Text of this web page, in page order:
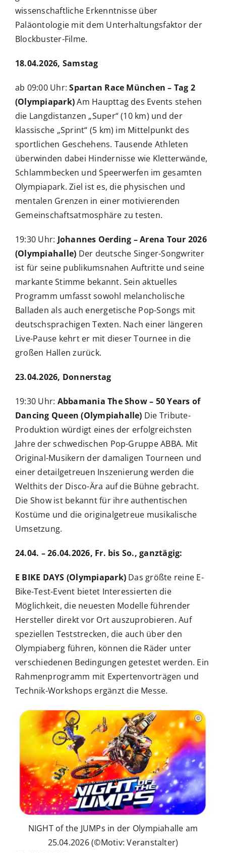
wissenschaftliche Erkenntnisse über
Paläontologie mit dem Unterhaltungsfaktor der
Blockbuster-Filme.
18.04.2026, Samstag
ab 09:00 Uhr: Spartan Race München – Tag 2
(Olympiapark)Am Haupttag des Events stehen
die Langdistanzen „Super“ (10 km) und der
klassische „Sprint“ (5 km) im Mittelpunkt des
sportlichen Geschehens. Tausende Athleten
überwinden dabei Hindernisse wie Kletterwände,
Schlammbecken und Speerwerfen im gesamten
Olympiapark. Ziel ist es, die physischen und
mentalen Grenzen in einer motivierenden
Gemeinschaftsatmosphäre zu testen.
19:30 Uhr: Johannes Oerding – Arena Tour 2026
(Olympiahalle) Der deutsche Singer-Songwriter
ist für seine publikumsnahen Auftritte und seine
markante Stimme bekannt. Sein aktuelles
Programm umfasst sowohl melancholische
Balladen als auch energetische Pop-Songs mit
deutschsprachigen Texten. Nach einer längeren
Live-Pause kehrt er mit dieser Tournee in die
großen Hallen zurück.
23.04.2026, Donnerstag
19:30 Uhr: Abbamania The Show – 50 Years of
Dancing Queen (Olympiahalle) Die Tribute-
Produktion würdigt eines der erfolgreichsten
Jahre der schwedischen Pop-Gruppe ABBA. Mit
Original-Musikern der damaligen Tourneen und
einer detailgetreuen Inszenierung werden die
Welthits der Disco-Ära auf die Bühne gebracht.
Die Show ist bekannt für ihre authentischen
Kostüme und die originalgetreue musikalische
Umsetzung.
24.04. – 26.04.2026, Fr. bis So., ganztägig:
E BIKE DAYS (Olympiapark)Das größte reine E-
Bike-Test-Event bietet Interessierten die
Möglichkeit, die neuesten Modelle führender
Hersteller direkt vor Ort auszuprobieren. Auf
speziellen Teststrecken, die auch über den
Olympiaberg führen, können die Räder unter
verschiedenen Bedingungen getestet werden. Ein
Rahmenprogramm mit Expertenvorträgen und
Technik-Workshops ergänzt die Messe.
NIGHT of the JUMPs in der Olympiahalle am
25.04.2026 (©Motiv: Veranstalter)